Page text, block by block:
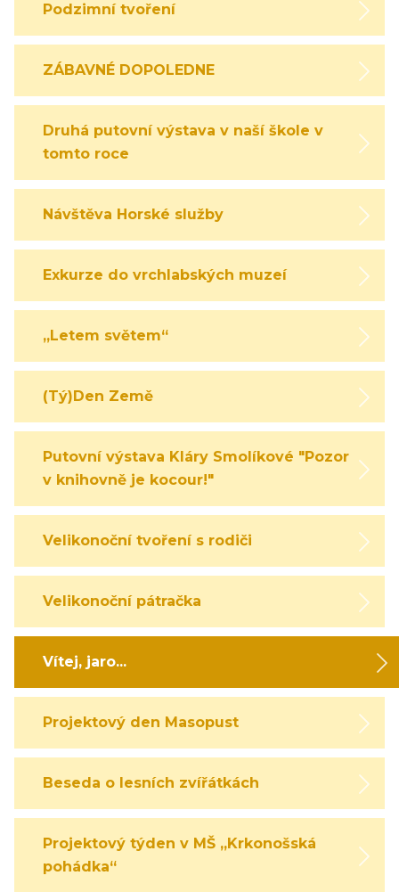
Podzimní tvoření
ZÁBAVNÉ DOPOLEDNE
Druhá putovní výstava v naší škole v
tomto roce
Návštěva Horské služby
Exkurze do vrchlabských muzeí
„Letem světem“
(Tý)Den Země
Putovní výstava Kláry Smolíkové "Pozor,
v knihovně je kocour!"
Velikonoční tvoření s rodiči
Velikonoční pátračka
Vítej, jaro...
Projektový den Masopust
Beseda o lesních zvířátkách
Projektový týden v MŠ „Krkonošská
pohádka“